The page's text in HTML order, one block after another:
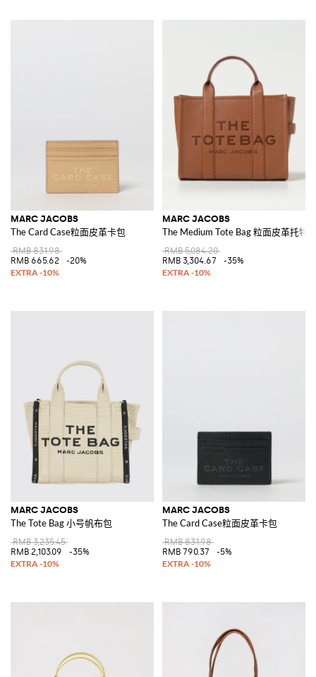
MARC JACOBS
The Card Case粒面皮革卡包
RMB 831.98
RMB 665.62
-20%
MARC JACOBS
The Medium Tote Bag 粒面皮革托特
RMB 5,084.20
RMB 3,304.67
-35%
MARC JACOBS
The Tote Bag 小号帆布包
RMB 3,235.45
RMB 2,103.09
-35%
MARC JACOBS
The Card Case粒面皮革卡包
RMB 831.98
RMB 790.37
-5%